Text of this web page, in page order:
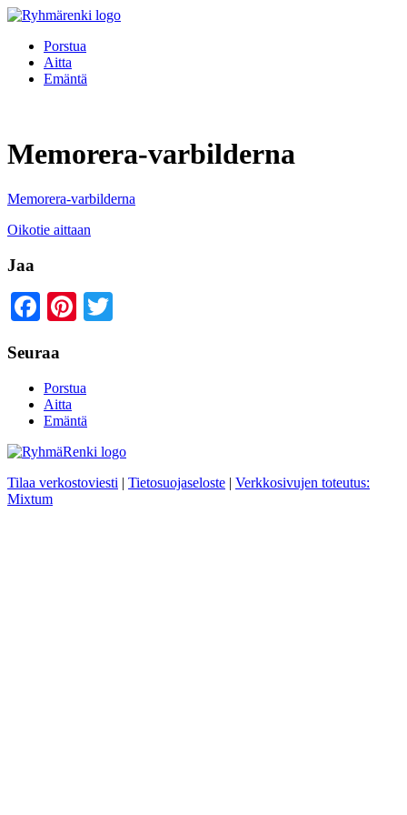
Porstua
Aitta
Emäntä
Memorera-varbilderna
Memorera-varbilderna
Oikotie aittaan
Jaa
Facebook
Pinterest
Seuraa
Porstua
Aitta
Emäntä
Tilaa verkostoviesti | Tietosuojaseloste | Verkkosivujen toteutus:
Mixtum